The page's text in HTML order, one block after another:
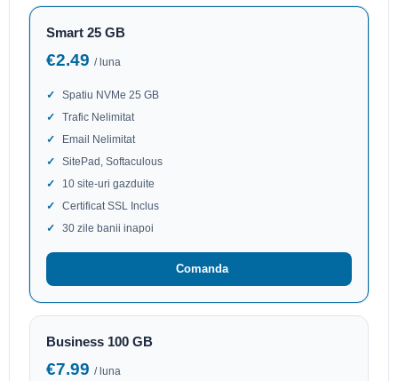
Smart 25 GB
€2.49 / luna
Spatiu NVMe 25 GB
Trafic Nelimitat
Email Nelimitat
SitePad, Softaculous
10 site-uri gazduite
Certificat SSL Inclus
30 zile banii inapoi
Comanda
Business 100 GB
€7.99 / luna